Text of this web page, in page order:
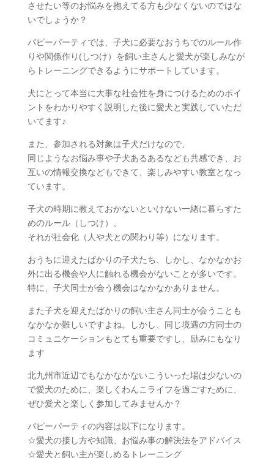
させたい等のお悩みを抱えてる方も少なくないのではな
いでしょうか？
パピーパーティでは、子犬に必要なおうちでのルール作
りや関係作り(しつけ）を飼い主さんと愛犬が楽しみなが
らトレーニングできるようにサポートしています。
犬にとって本当に大事な社会性を身につけるためのポイ
ントをわかりやすく説明した後に愛犬と実践していただ
いてます♪
また、参加される対象は子犬だけなので、
同じようなお悩み事や子犬あるあるなども共感でき、お
互いの情報交換などもできて、楽しみやすい教室となっ
ています。
子犬の時期に教えておかないといけない一緒に暮らすた
めのルール（しつけ）、
それが社会化（人や犬との関わり等）になります。
おうちに迎えたばかりの子犬たち、しかし、なかなかお
外に出る機会や人に触れる機会がないことが多いです。
特に、子犬同士が会う機会はなかなかありません。
また子犬を迎えたばかりの飼い主さん同士が会うことも
なかなか難しいですよね。しかし、同じ境遇の方同士の
コミュニケーションもとても重要ですし、励みにもなり
ます
北九州市近辺でもなかなかないこういった場は少ないの
で愛犬のために、楽しくわんこライフを過ごすために、
ぜひ愛犬と楽しく参加してみませんか？
パピーパーティの内容は以下になります。
☆愛犬の接し方や知識、お悩み事の解決法をアドバイス
☆愛犬と飼い主が楽しめるトレーニング